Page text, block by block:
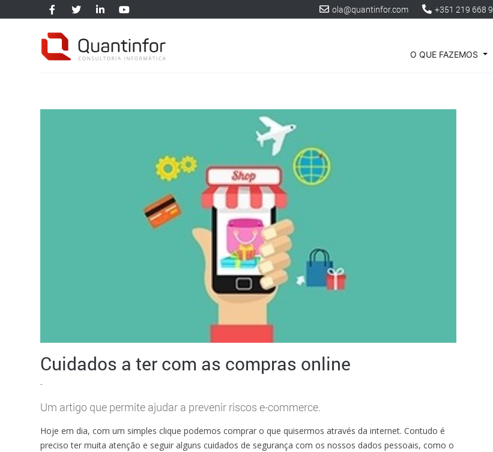
ola@quantinfor.com +351 219 668
O QUE FAZEMOS
Cuidados a ter com as compras online
-
Um artigo que permite ajudar a prevenir riscos e-commerce.
Hoje em dia, com um simples clique podemos comprar o que quisermos através da internet. Contudo é
preciso ter muita atenção e seguir alguns cuidados de segurança com os nossos dados pessoais, como o